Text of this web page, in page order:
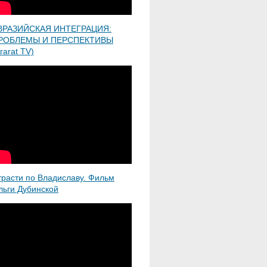
ИНТЕГРАЦИЯ:
И ПЕРСПЕКТИВЫ
TV)
по Владиславу. Фильм
Дубинской